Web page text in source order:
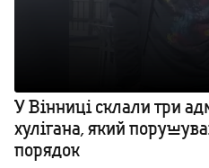
У Вінниці склали три
хулігана, який
порядок